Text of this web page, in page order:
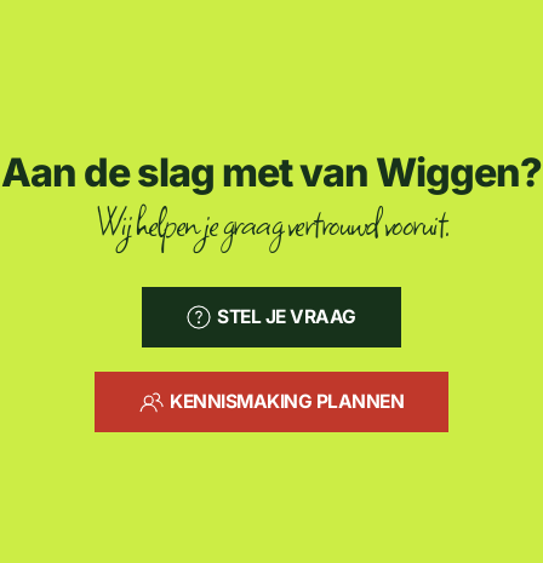
Aan de slag met van Wiggen?
Wij helpen je graag vertrouwd vooruit.
STEL JE VRAAG
KENNISMAKING PLANNEN